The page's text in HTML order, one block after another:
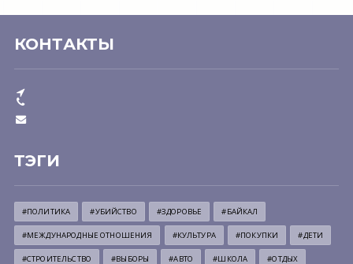
КОНТАКТЫ
ТЭГИ
#ПОЛИТИКА #УБИЙСТВО #ЗДОРОВЬЕ #БАЙКАЛ
#МЕЖДУНАРОДНЫЕ ОТНОШЕНИЯ #КУЛЬТУРА #ПОКУПКИ #ДЕТИ
#СТРОИТЕЛЬСТВО #ВЫБОРЫ #АВТО #ШКОЛА #ОТДЫХ